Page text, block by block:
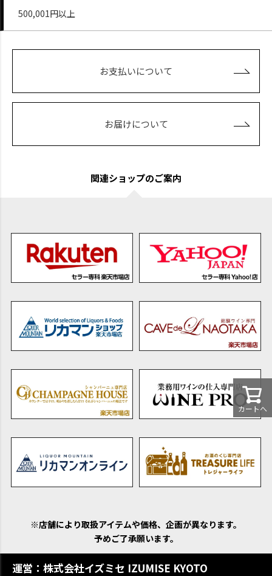
カートへ
500,001円以上
お支払いについて
お届けについて
関連ショップのご案内
※店舗により取扱アイテムや価格、企画が異なります。
予めご了承願います。
運営：株式会社イズミセ IZUMISE KYOTO